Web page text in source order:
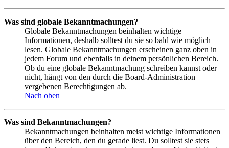
Was sind globale Bekanntmachungen?
Globale Bekanntmachungen beinhalten wichtige
Informationen, deshalb solltest du sie so bald wie möglich
lesen. Globale Bekanntmachungen erscheinen ganz oben in
jedem Forum und ebenfalls in deinem persönlichen Bereich.
Ob du eine globale Bekanntmachung schreiben kannst oder
nicht, hängt von den durch die Board-Administration
vergebenen Berechtigungen ab.
Nach oben
Was sind Bekanntmachungen?
Bekanntmachungen beinhalten meist wichtige Informationen
über den Bereich, den du gerade liest. Du solltest sie stets